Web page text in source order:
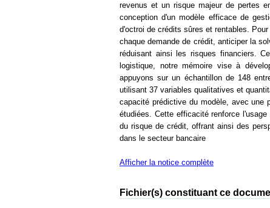
revenus et un risque majeur de pertes
conception d'un modèle efficace de
d'octroi de crédits sûres et rentables.
chaque demande de crédit, anticiper la
réduisant ainsi les risques financiers.
logistique, notre mémoire vise à
appuyons sur un échantillon de 148
utilisant 37 variables qualitatives et
capacité prédictive du modèle, avec une
étudiées. Cette efficacité renforce
du risque de crédit, offrant ainsi des
dans le secteur bancaire
Afficher la notice complète
Fichier(s) constituant ce